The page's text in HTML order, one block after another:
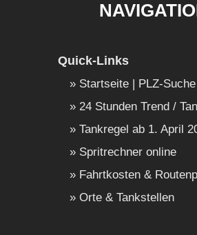
Quick-Links
Startseite | PLZ-Suche
24 Stunden Trend /
Tankregel ab 1. April
Spritrechner online
Fahrtkosten &
Orte & Tankstellen